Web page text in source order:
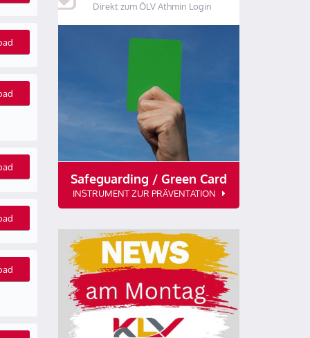
Direkt zum ÖLV Athmin Login
Safeguarding / Green Card
INSTRUMENT ZUR PRÄVENTATION